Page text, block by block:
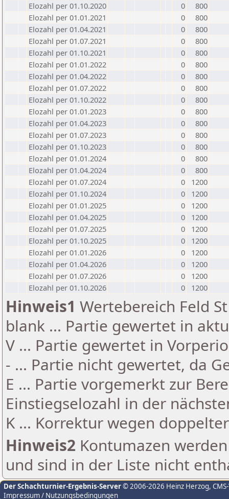
Elozahl per 01.10.2020
0
800
Elozahl per 01.01.2021
0
800
Elozahl per 01.04.2021
0
800
Elozahl per 01.07.2021
0
800
Elozahl per 01.10.2021
0
800
Elozahl per 01.01.2022
0
800
Elozahl per 01.04.2022
0
800
Elozahl per 01.07.2022
0
800
Elozahl per 01.10.2022
0
800
Elozahl per 01.01.2023
0
800
Elozahl per 01.04.2023
0
800
Elozahl per 01.07.2023
0
800
Elozahl per 01.10.2023
0
800
Elozahl per 01.01.2024
0
800
Elozahl per 01.04.2024
0
800
Elozahl per 01.07.2024
0
1200
Elozahl per 01.10.2024
0
1200
Elozahl per 01.01.2025
0
1200
Elozahl per 01.04.2025
0
1200
Elozahl per 01.07.2025
0
1200
Elozahl per 01.10.2025
0
1200
Elozahl per 01.01.2026
0
1200
Elozahl per 01.04.2026
0
1200
Elozahl per 01.07.2026
0
1200
Elozahl per 01.10.2026
0 1200
Hinweis1 Wertebereich Feld
blank ... Partie gewertet in
V ... Partie gewertet in
- ... Partie nicht gewertet, da
E ... Partie vorgemerkt zur
Einstiegselozahl in der
K ... Korrektur wegen
Hinweis2 Kontumazen
und sind in der Liste nicht
Der Schachturnier-Ergebnis-Server© 2006-2026 Heinz Herzog,
Impressum / Nutzungsbedingungen